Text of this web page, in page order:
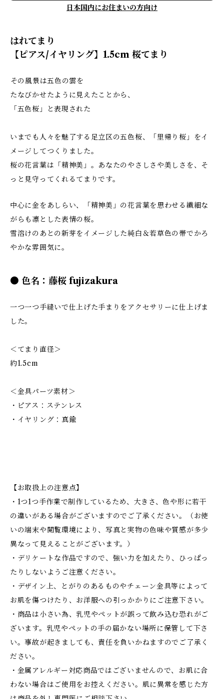
日本国内にお住まいの方向け
はれてまり
【ピアス/イヤリング】1.5cm 桜てまり
――その風景は五色の雲を
たなびかせたように見えたことから、
「五色桜」と表現された――
いまでも人々を魅了する足立区の五色桜、「里帰り桜」をイ
メージしてつくりました。
桜の花言葉は「精神美」。あなたのやさしさや美しさを、そ
っと見守ってくれるてまりです。
中心に金をあしらい、「精神美」の花言葉を思わせる繊細な
がらも凛とした表情の桜。
雪溶けのあとの新芽をイメージした純白＆若草色の帯でかろ
やかな雰囲気に。
● 色名：藤桜 fujizakura
一つ一つ手縫いで仕上げた手まりをアクセサリーに仕上げま
した。
＜てまり直径＞
約1.5cm
＜金具パーツ素材＞
・ピアス：ステンレス
・イヤリング：真鍮
【お取扱上の注意点】
・1つ1つ手作業で制作しているため、大きさ、色や形に若干
の違いがある場合がございますのでご了承ください。（お使
いの端末や閲覧環境により、写真と実物の色味や質感が多少
異なって見えることがございます。）
・デリケートな作品ですので、強い力を加えたり、ひっぱっ
たりしないようご注意ください。
・デザイン上、とがりのあるものやチェーン金具等によって
お肌を傷つけたり、お洋服への引っかかりにご注意下さい。
・商品は小さい為、乳児やペットが誤って飲み込む恐れがご
ざいます。乳児やペットの手の届かない場所に保管して下さ
い。事故が起きましても、責任を負いかねますのでご了承く
ださい。
・金属アレルギー対応商品ではございませんので、お肌に合
わない場合はご使用をお控えください。肌に異常を感じた方